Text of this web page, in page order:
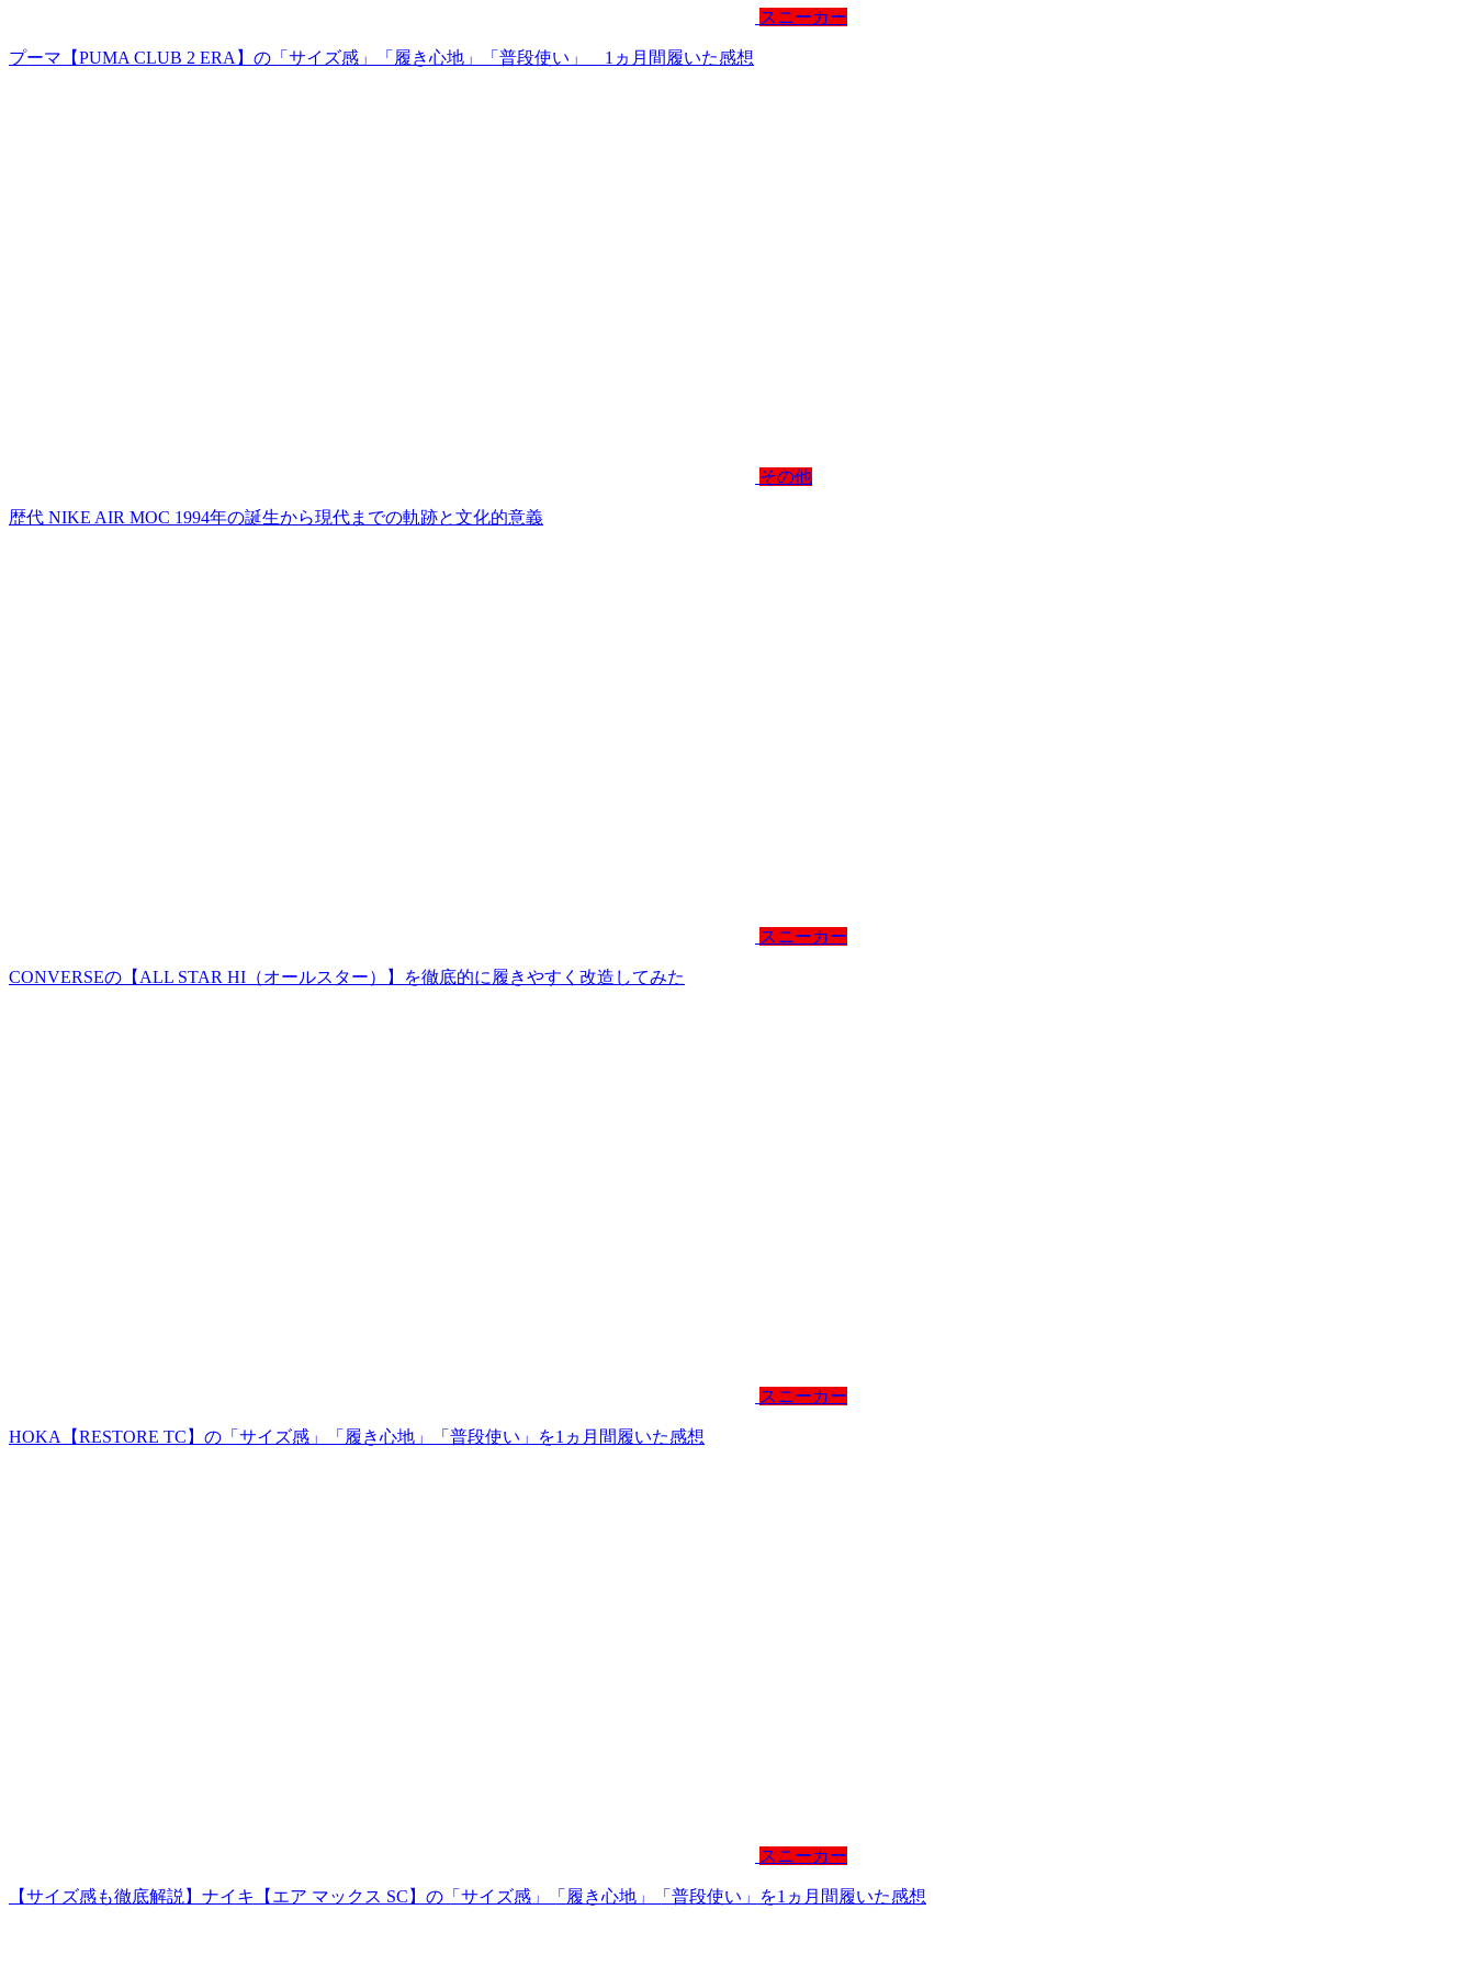
スニーカー
プーマ【PUMA CLUB 2 ERA】の「サイズ感」「履き心地」「普段使い」 1ヵ月間履いた感想
その他
歴代 NIKE AIR MOC 1994年の誕生から現代までの軌跡と文化的意義
スニーカー
CONVERSEの【ALL STAR HI（オールスター）】を徹底的に履きやすく改造してみた
スニーカー
HOKA【RESTORE TC】の「サイズ感」「履き心地」「普段使い」を1ヵ月間履いた感想
スニーカー
【サイズ感も徹底解説】ナイキ【エア マックス SC】の「サイズ感」「履き心地」「普段使い」を1ヵ月間履いた感想